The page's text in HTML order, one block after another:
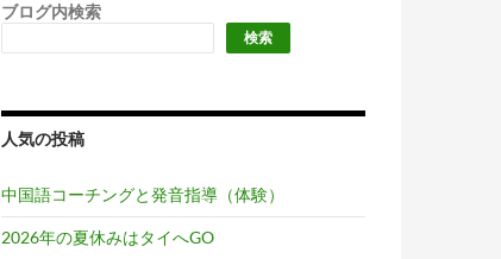
ブログ内検索
検索
人気の投稿
中国語コーチングと発音指導（体験）
2026年の夏休みはタイへGO